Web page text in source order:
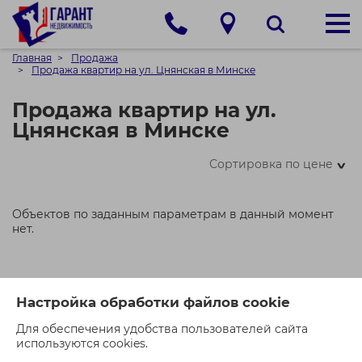
Настройка обработки файлов cookie
Для обеспечения удобства пользователей сайта
используются cookies.
Главная
Продажа
Продажа квартир на ул. Цнянская в Минске
Продажа квартир на ул.
Цнянская в Минске
Сортировка по цене>
Объектов по заданным параметрам в данный момент
нет.